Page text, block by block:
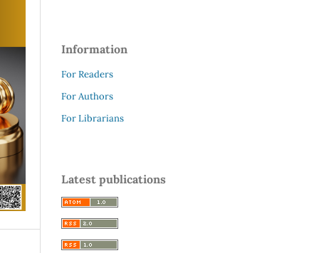
Information
For Readers
For Authors
For Librarians
Latest publications